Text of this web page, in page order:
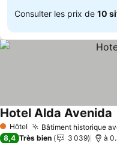
Consulter les prix de 10
1 Étoiles
Hôtel Bâtiment historique
Hotel Alda Avenida
8,4 Très bien 3 039 à